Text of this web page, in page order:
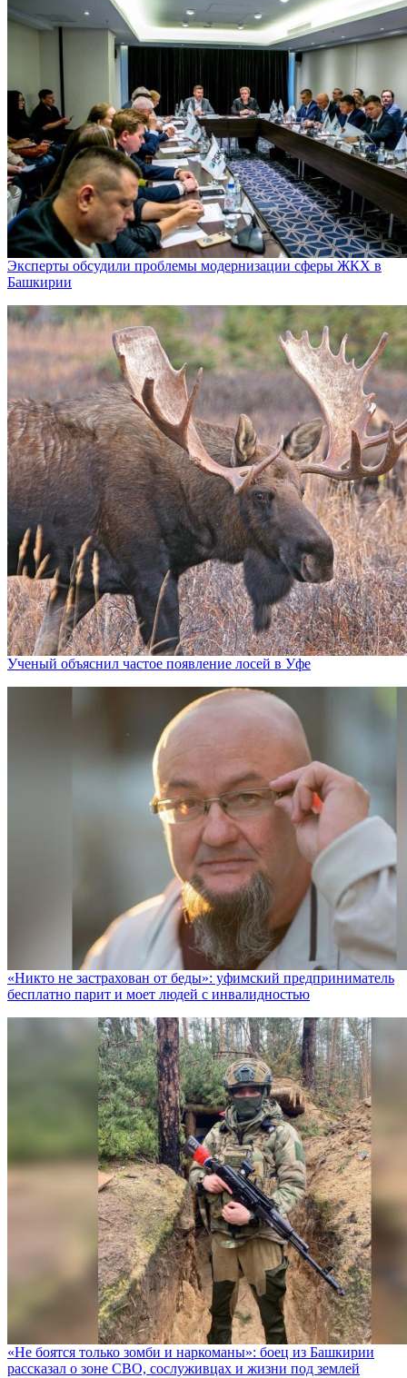
Эксперты обсудили проблемы модернизации сферы ЖКХ в
Башкирии
Ученый объяснил частое появление лосей в Уфе
«Никто не заcтрахован от беды»: уфимский предприниматель
бесплатно парит и моет людей с инвалидностью
«Не боятся только зомби и наркоманы»: боец из Башкирии
рассказал о зоне СВО, сослуживцах и жизни под землей